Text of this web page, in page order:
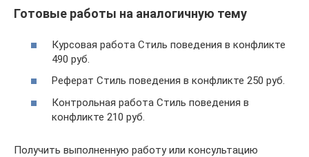
Готовые работы на аналогичную тему
Курсовая работа Стиль поведения в конфликте
490 руб.
Реферат Стиль поведения в конфликте 250 руб.
Контрольная работа Стиль поведения в
конфликте 210 руб.
Получить выполненную работу или консультацию